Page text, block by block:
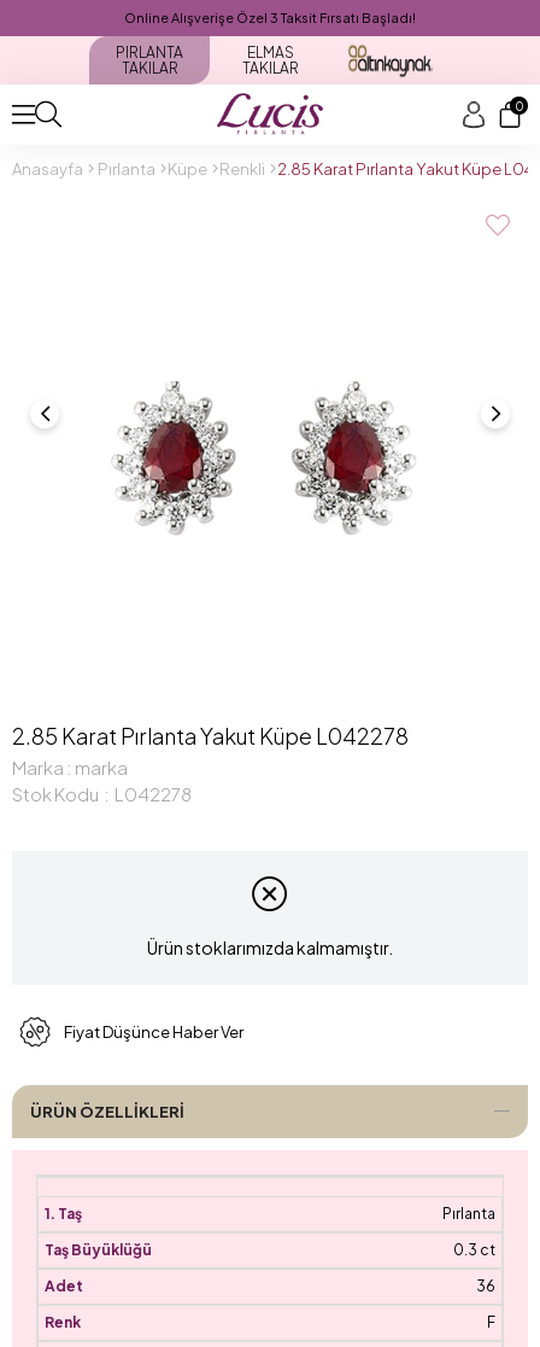
Online Alışverişe Özel 3 Taksit Fırsatı Başladı!
PIRLANTA
TAKILAR
ELMAS
TAKILAR
0
Anasayfa Pırlanta Küpe Renkli 2.85 Karat Pırlanta Yakut Küpe
2.85 Karat Pırlanta Yakut Küpe L042278
Marka : marka
Stok Kodu
L042278
Ürün stoklarımızda kalmamıştır.
Fiyat Düşünce Haber Ver
ÜRÜN ÖZELLIKLERI
Pırlanta
0.3 ct
36
F